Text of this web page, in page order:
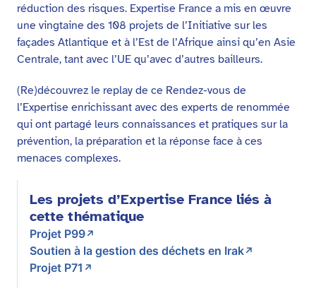
réduction des risques. Expertise France a mis en œuvre
une vingtaine des 108 projets de l’Initiative sur les
façades Atlantique et à l’Est de l’Afrique ainsi qu’en Asie
Centrale, tant avec l’UE qu’avec d’autres bailleurs.
(Re)découvrez le replay de ce Rendez-vous de
l’Expertise enrichissant avec des experts de renommée
qui ont partagé leurs connaissances et pratiques sur la
prévention, la préparation et la réponse face à ces
menaces complexes.
Les projets d’Expertise France liés à
cette thématique
Projet P99
Soutien à la gestion des déchets en Irak
Projet P71